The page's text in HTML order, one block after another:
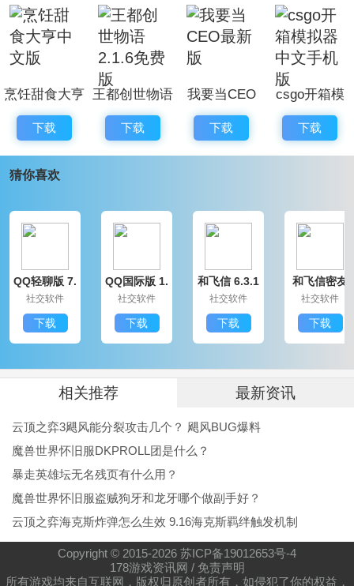
- 优化动画效果，丰富画面的活泼氛围，看到满屏的顾
客学员忙来忙去，岂不美哉?
武馆模拟器技巧攻略
购买更多的健身器材、招募更好的老师吸引海量顾客前
来。
游戏中拥有非常多的道具，不同的道具带来不同的收益
吸引更多学员，收取海量的学费，不断的升级扩大武馆;
武馆模拟器免费版是一款非常好玩的模拟经营武馆的游
戏，免费下载就能体验，让你可以更好的完成经营，获
得更多的收益，让武馆越来越大，越来越有名气。
烹饪甜食大亨
中文版
下载
王都创世物语
2.1.6免费版
下载
我要当CEO
最新版
下载
csgo开箱模
拟器中文手机
版
下载
猜你喜欢
QQ轻聊版 7.
9.14314.0
社交软件
下载
QQ国际版 1.
91.1370.0
社交软件
下载
和飞信 6.3.1
200
社交软件
下载
和飞信密友
圈版 6.3.120
社交软件
下载
相关推荐 最新资讯
云顶之弈3飓风能分裂攻击几个？ 飓风BUG爆料
魔兽世界怀旧服DKPROLL团是什么？
暴走英雄坛无名残页有什么用？
魔兽世界怀旧服盗贼狗牙和龙牙哪个做副手好？
云顶之弈海克斯炸弹怎么生效 9.16海克斯羁绊触发机制
Copyright © 2015-2026 苏ICP备19012653号-4
178游戏资讯网 / 免责声明
所有游戏均来自互联网，版权归原创者所有，如侵犯了你的权益，